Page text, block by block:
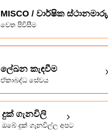
MISCO / වාර්ෂික ස්ථානමාරු
වෙත පිවිසීම
ලේඛන කැඳවීම
ඒකාබද්ධ සේවය
දුක් ගැනවිලි
ඔබේ දුක් ගැනවිල්ල අපට